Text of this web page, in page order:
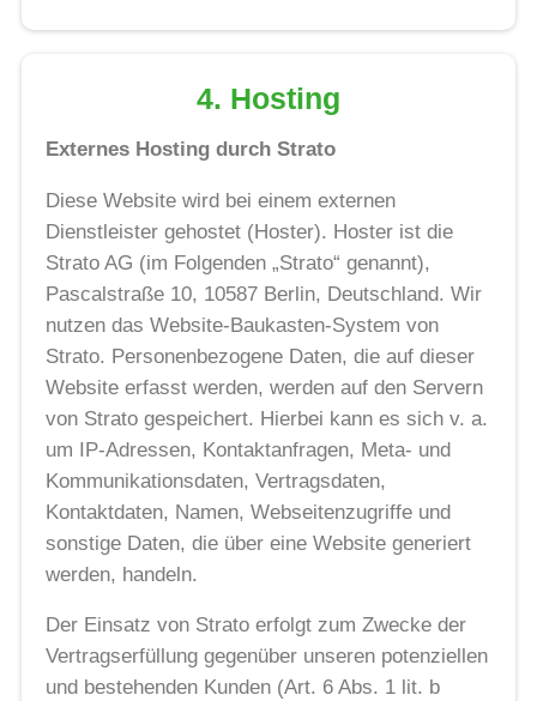
4. Hosting
Externes Hosting durch Strato
Diese Website wird bei einem externen
Dienstleister gehostet (Hoster). Hoster ist die
Strato AG (im Folgenden „Strato“ genannt),
Pascalstraße 10, 10587 Berlin, Deutschland. Wir
nutzen das Website-Baukasten-System von
Strato. Personenbezogene Daten, die auf dieser
Website erfasst werden, werden auf den Servern
von Strato gespeichert. Hierbei kann es sich v. a.
um IP-Adressen, Kontaktanfragen, Meta- und
Kommunikationsdaten, Vertragsdaten,
Kontaktdaten, Namen, Webseitenzugriffe und
sonstige Daten, die über eine Website generiert
werden, handeln.
Der Einsatz von Strato erfolgt zum Zwecke der
Vertragserfüllung gegenüber unseren potenziellen
und bestehenden Kunden (Art. 6 Abs. 1 lit. b